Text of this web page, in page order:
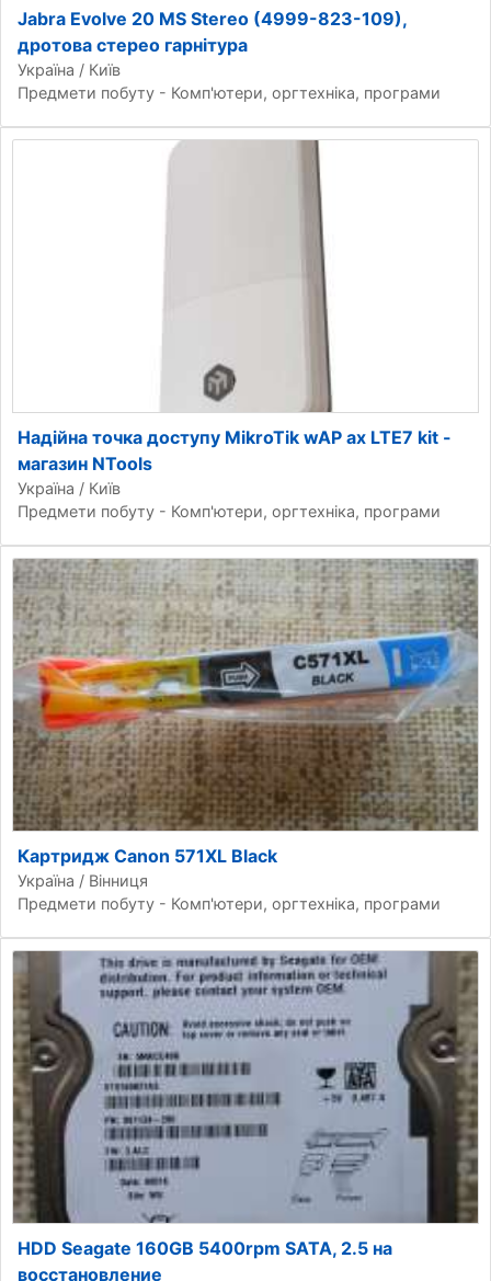
Jabra Evolve 20 MS Stereo (4999-823-109),
дротова стерео гарнітура
Україна / Київ
Предмети побуту - Комп'ютери, оргтехніка, програми
Надійна точка доступу MikroTik wAP ax LTE7 kit -
магазин NTools
Україна / Київ
Предмети побуту - Комп'ютери, оргтехніка, програми
Картридж Canon 571XL Black
Україна / Вінниця
Предмети побуту - Комп'ютери, оргтехніка, програми
HDD Seagate 160GB 5400rpm SATA, 2.5 на
восстановление